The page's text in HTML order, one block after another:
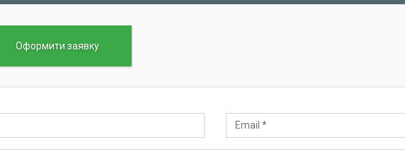
Оформити заявку